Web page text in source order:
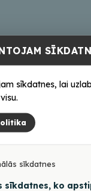
sīkdatnes, lai
sīkdatnes
sīkdatnes, ko